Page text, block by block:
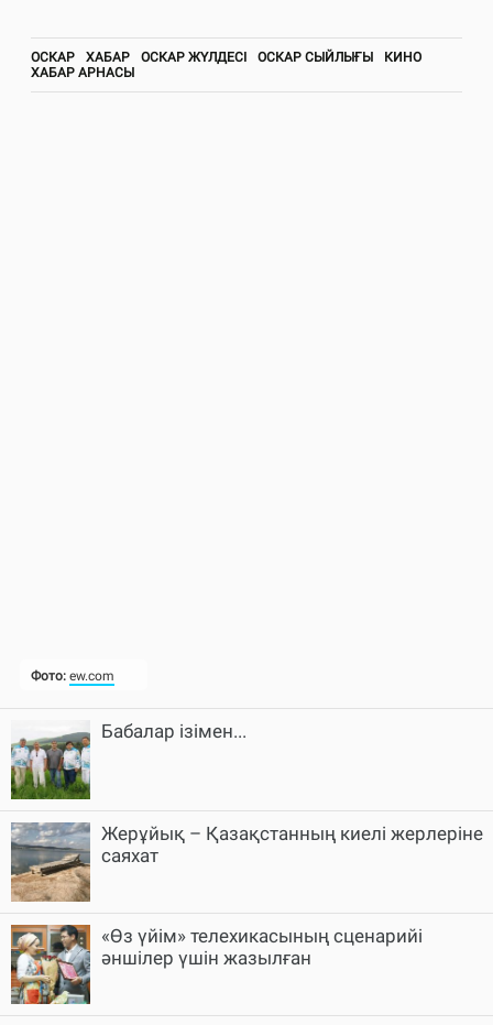
Бабалар ізімен...
Жерұйық – Қазақстанның киелі жерлеріне
саяхат
«Өз үйім» телехикасының сценарийі
әншілер үшін жазылған